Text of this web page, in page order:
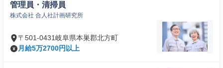
管理員・清掃員
株式会社 合人社計画研究所
〒501-0431岐阜県本巣郡北方町
月給5万2700円以上